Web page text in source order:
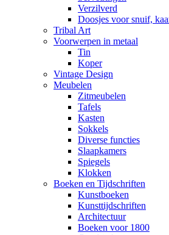
Verzilverd
Doosjes voor snuif,
Tribal Art
Voorwerpen in metaal
Tin
Koper
Vintage Design
Meubelen
Zitmeubelen
Tafels
Kasten
Sokkels
Diverse functies
Slaapkamers
Spiegels
Klokken
Boeken en Tijdschriften
Kunstboeken
Kunsttijdschriften
Architectuur
Boeken voor 1800